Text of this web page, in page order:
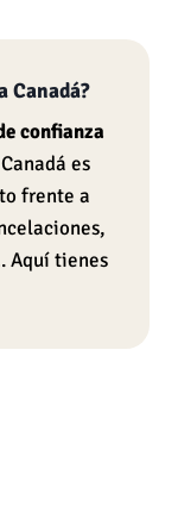
Canadá?
confianza
es
frente a
Aquí tienes